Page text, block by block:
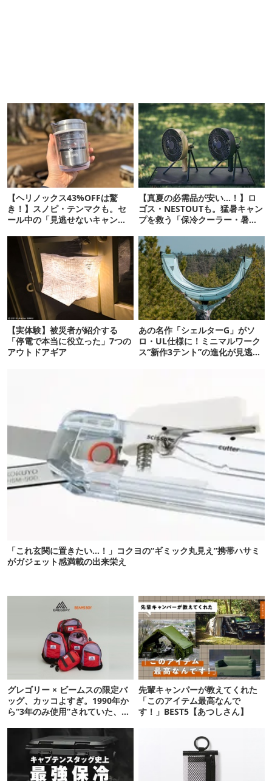
【ヘリノックス43%OFFは驚
き！】スノピ・テンマクも。セ
ール中の「見逃せないキャンプ
【真夏の必需品が安い…！】ロ
ゴス・NESTOUTも。猛暑キャン
プを救う「保冷クーラー・暑さ
【実体験】被災者が紹介する
「停電で本当に役立った」7つの
アウトドアギア
あの名作「シェルターG」がソ
ロ・UL仕様に！ミニマルワーク
ス“新作3テント”の進化が見逃せ
「これ玄関に置きたい…！」コクヨの“ギミック丸見え”携帯ハサミ
がガジェット感満載の出来栄え
グレゴリー × ビームスの限定バ
ッグ、カッコよすぎ。1990年か
ら“3年のみ使用”されていた、紫
先輩キャンパーが教えてくれた
「このアイテム最高なんで
す！」BEST5【あつしさん】